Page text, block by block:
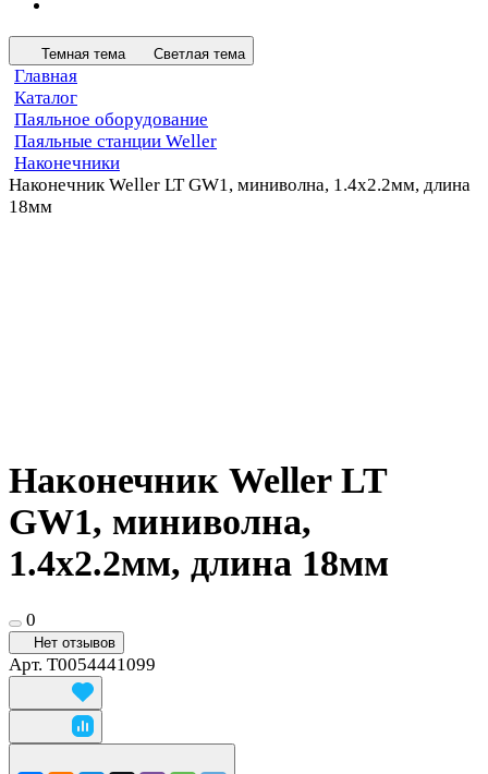
Темная тема Светлая тема
Главная
Каталог
Паяльное оборудование
Паяльные станции Weller
Наконечники
Наконечник Weller LT GW1, миниволна, 1.4х2.2мм, длина
18мм
Наконечник Weller LT
GW1, миниволна,
1.4х2.2мм, длина 18мм
0
Нет отзывов
Арт. T0054441099